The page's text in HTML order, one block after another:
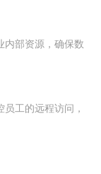
内部资源，确保数
工的远程访问，